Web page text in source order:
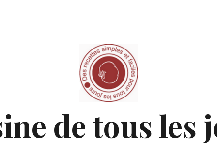
de tous les